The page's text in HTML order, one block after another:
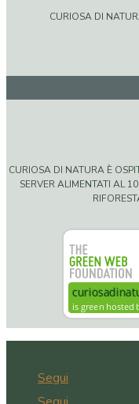
CURIOSA DI
CURIOSA DI NATURA È
SERVER ALIMENTATI AL
Segui